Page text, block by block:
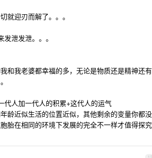
就迎刃而解了。。。
泄发泄。。。
和我老婆都幸福的多，无论是物质还是精神还有
代人加一代人的积累+这代人的运气
龄近似生活的位置近似，其他剩余的变量你都没
胎在相同的环境下发展的完全不一样才值得探究